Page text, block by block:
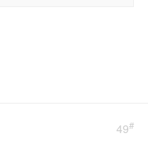
49#